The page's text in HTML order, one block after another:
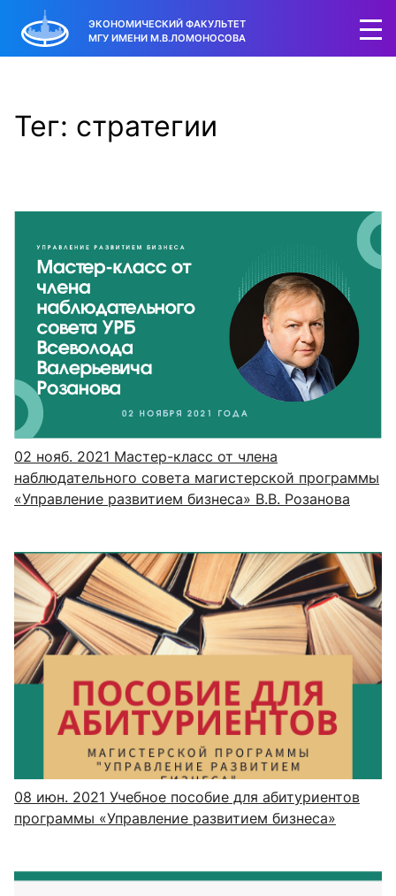
ЭКОНОМИЧЕСКИЙ ФАКУЛЬТЕТ
МГУ ИМЕНИ М.В.ЛОМОНОСОВА
Тег: стратегии
02 нояб. 2021 Мастер-класс от члена
наблюдательного совета магистерской программы
«Управление развитием бизнеса» В.В. Розанова
08 июн. 2021 Учебное пособие для абитуриентов
программы «Управление развитием бизнеса»